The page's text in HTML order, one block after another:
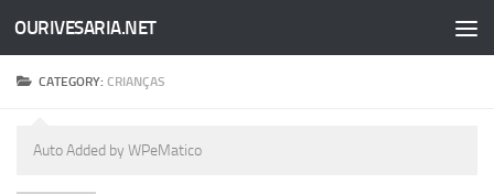
Skip to content
OURIVESARIA.NET
CATEGORY:CRIANÇAS
Auto Added by WPeMatico